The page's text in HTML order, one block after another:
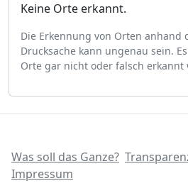
Keine Orte erkannt.
Die Erkennung von Orten anhand
Drucksache kann ungenau sein.
Orte gar nicht oder falsch erkannt
Was soll das Ganze?
Impressum